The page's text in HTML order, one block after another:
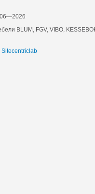
BLUM, FGV, VIBO,
Sitecentriclab